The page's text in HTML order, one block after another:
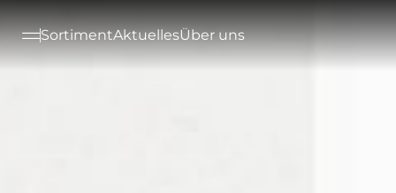
SortimentAktuellesÜber uns